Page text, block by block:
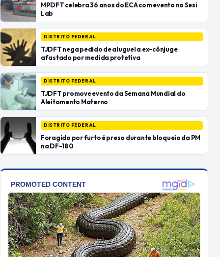
MPDFT celebra 36 anos do ECA com evento no Sesi
Lab
DISTRITO FEDERAL
TJDFT nega pedido de aluguel a ex-cônjuge
afastado por medida protetiva
DISTRITO FEDERAL
TJDFT promove evento da Semana Mundial do
Aleitamento Materno
DISTRITO FEDERAL
Foragido por furto é preso durante bloqueio da PM
na DF-180